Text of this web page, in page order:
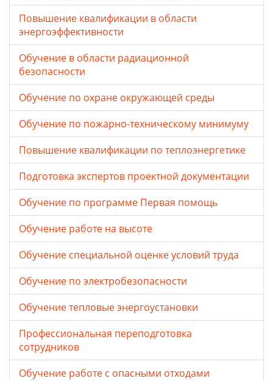
Повышение квалификации в области
энергоэффективности
Обучение в области радиационной
безопасности
Обучение по охране окружающей среды
Обучение по пожарно-техническому минимуму
Повышение квалификации по теплоэнергетике
Подготовка экспертов проектной документации
Обучение по программе Первая помощь
Обучение работе на высоте
Обучение специальной оценке условий труда
Обучение по электробезопасности
Обучение тепловые энергоустановки
Профессиональная переподготовка
сотрудников
Обучение работе с опасными отходами